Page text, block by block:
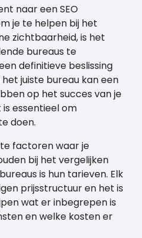
naar een SEO
je te helpen bij het
zichtbaarheid, is het
bureaus te
definitieve beslissing
juiste bureau kan een
op het succes van je
essentieel om
doen.
factoren waar je
bij het vergelijken
is hun tarieven. Elk
prijsstructuur en het is
wat er inbegrepen is
en welke kosten er